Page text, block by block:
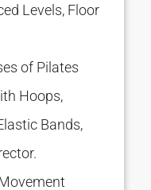
Levels, Floor
of Pilates
Hoops,
Bands,